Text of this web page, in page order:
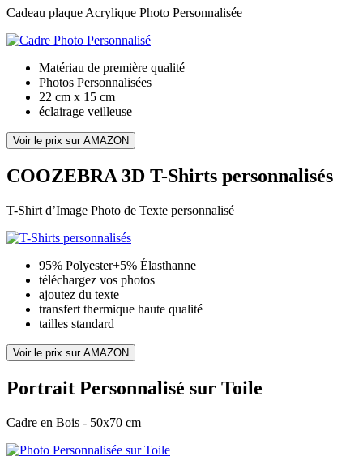
Cadeau plaque Acrylique Photo Personnalisée
Matériau de première qualité
Photos Personnalisées
22 cm x 15 cm
éclairage veilleuse
Voir le prix sur AMAZON
COOZEBRA 3D T-Shirts personnalisés
T-Shirt d’Image Photo de Texte personnalisé
95% Polyester+5% Élasthanne
téléchargez vos photos
ajoutez du texte
transfert thermique haute qualité
tailles standard
Voir le prix sur AMAZON
Portrait Personnalisé sur Toile
Cadre en Bois - 50x70 cm